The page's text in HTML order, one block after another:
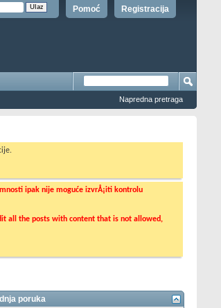
Registracija
Pomoć
Napredna pretraga
ipak nije moguće izvrÅ¡iti kontrolu
all the posts with content that is not allowed,
poruka